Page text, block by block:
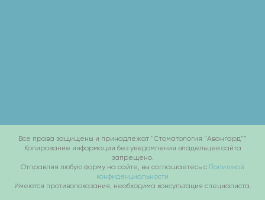
Все права защищены и принадлежат "Стоматология "Авангард""
Копирование информации без уведомления владельцев сайта
запрещено.
Отправляя любую форму на сайте, вы соглашаетесь с Политикой
конфиденциальности
Имеются противопоказания, необходима консультация специалиста.